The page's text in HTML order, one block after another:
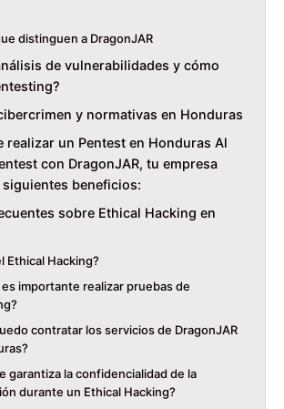
distinguen a DragonJAR
de vulnerabilidades y cómo
y normativas en Honduras
realizar un Pentest en Honduras Al
con DragonJAR, tu empresa
beneficios:
sobre Ethical Hacking en
Ethical Hacking?
es importante realizar pruebas de
contratar los servicios de DragonJAR
garantiza la confidencialidad de la
durante un Ethical Hacking?